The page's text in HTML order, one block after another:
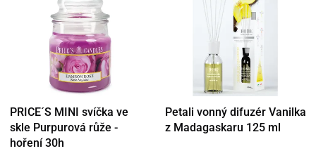
PRICE´S MINI svíčka ve
skle Purpurová růže -
hoření 30h
Petali vonný difuzér Vanilka
z Madagaskaru 125 ml